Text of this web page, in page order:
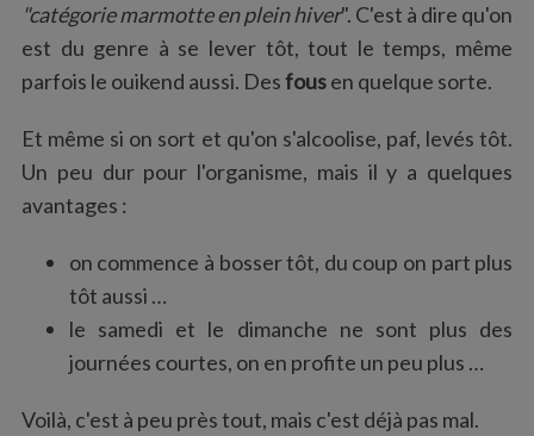
"catégorie marmotte en plein hiver". C'est à dire qu'on
est du genre à se lever tôt, tout le temps, même
parfois le ouikend aussi. Desfousen quelque sorte.
Et même si on sort et qu'on s'alcoolise, paf, levés tôt.
Un peu dur pour l'organisme, mais il y a quelques
avantages :
on commence à bosser tôt, du coup on part plus
tôt aussi …
le samedi et le dimanche ne sont plus des
journées courtes, on en profite un peu plus …
Voilà, c'est à peu près tout, mais c'est déjà pas mal.